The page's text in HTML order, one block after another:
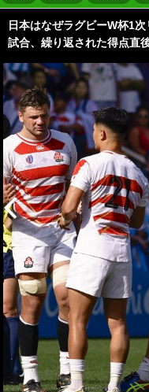
日本はなぜラグビーW杯1
試合、繰り返された得点直